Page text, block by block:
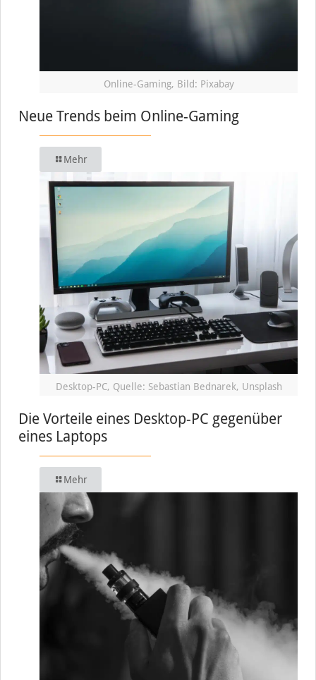
Online-Gaming, Bild: Pixabay
Neue Trends beim Online-Gaming
Mehr
Desktop-PC, Quelle: Sebastian Bednarek, Unsplash
Die Vorteile eines Desktop-PC gegenüber
eines Laptops
Mehr